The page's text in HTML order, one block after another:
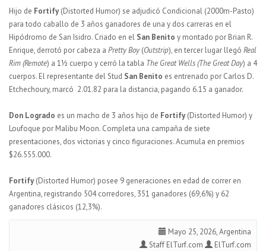
Hijo de Fortify(Distorted Humor) se adjudicó Condicional (2000m-Pasto)
para todo caballo de 3 años ganadores de una y dos carreras en el
Hipódromo de San Isidro. Criado en el San Benito y montado por Brian R.
Enrique, derrotó por cabeza a Pretty Boy (Outstrip), en tercer lugar llegó Real
Rim(Remote) a 1½ cuerpo y cerró la tabla The Great Wells(The Great Day) a 4
cuerpos. El representante del Stud San Benito es entrenado por Carlos D.
Etchechoury, marcó 2.01.82 para la distancia, pagando 6.15 a ganador.
Don Logrado es un macho de 3 años hijo de Fortify(Distorted Humor) y
Loufoque por Malibu Moon. Completa una campaña de siete
presentaciones, dos victorias y cinco figuraciones. Acumula en premios
$26.555.000.
Fortify(Distorted Humor) posee 9 generaciones en edad de correr en
Argentina, registrando 504 corredores, 351 ganadores (69,6%) y 62
ganadores clásicos (12,3%).
Mayo 25, 2026, Argentina
Staff ElTurf.com
ElTurf.com